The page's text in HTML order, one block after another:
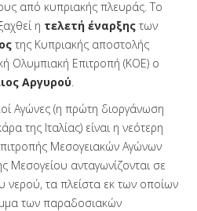
από κυπριακής πλευράς. Το
η τελετή έναρξης των
της Κυπριακής αποστολής
Ολυμπιακή Επιτροπή (ΚΟΕ) ο
Αργυρού
Αγώνες (η πρώτη διοργάνωση
της Ιταλίας) είναι η νεότερη
Μεσογειακών Αγώνων
Μεσογείου ανταγωνίζονται σε
νερού, τα πλείστα εκ των οποίων
των παραδοσιακών